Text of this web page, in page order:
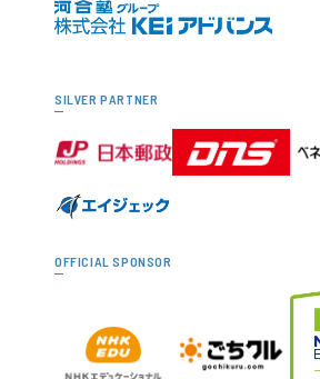
SILVER PARTNER
OFFICIAL SPONSOR